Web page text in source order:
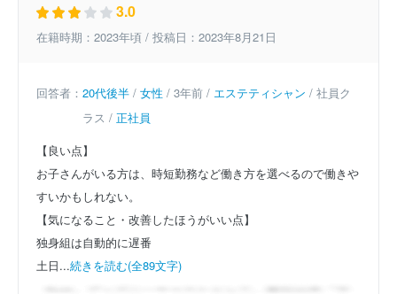
3.0
在籍時期：2023年頃 / 投稿日：2023年8月21日
回答者： 20代後半 / 女性 / 3年前 / エステティシャン / 社員ク
ラス / 正社員
【良い点】
お子さんがいる方は、時短勤務など働き方を選べるので働きや
すいかもしれない。
【気になること・改善したほうがいい点】
独身組は自動的に遅番
土日...続きを読む(全89文字)